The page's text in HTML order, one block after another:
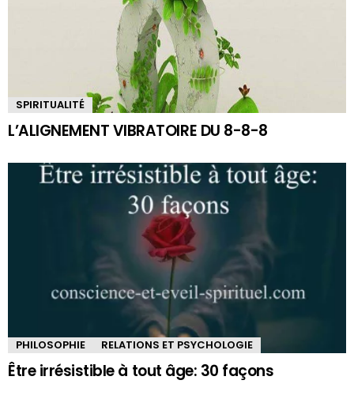
SPIRITUALITÉ
L’ALIGNEMENT VIBRATOIRE DU 8-8-8
PHILOSOPHIE RELATIONS ET PSYCHOLOGIE
Être irrésistible à tout âge: 30 façons